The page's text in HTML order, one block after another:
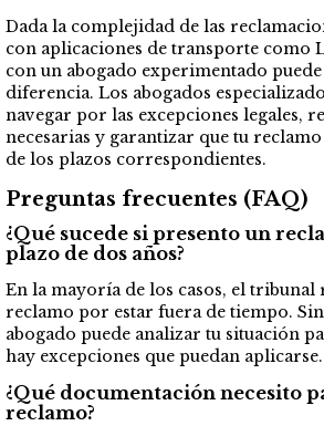
Dada la complejidad de las
con aplicaciones de transporte como
con un abogado experimentado
diferencia. Los abogados
navegar por las excepciones legales,
necesarias y garantizar que tu
de los plazos correspondientes.
Preguntas frecuentes (FAQ)
¿Qué sucede si presento un
plazo de dos años?
En la mayoría de los casos, el tribunal
reclamo por estar fuera de tiempo.
abogado puede analizar tu situación
hay excepciones que puedan aplicarse.
¿Qué documentación necesito
reclamo?